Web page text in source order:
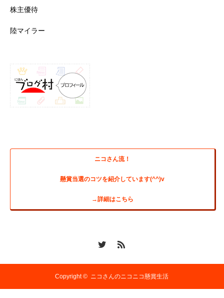
株主優待
陸マイラー
ニコさん流！
懸賞当選のコツを紹介しています(^^)v
→詳細はこちら
Copyright © ニコさんのニコニコ懸賞生活